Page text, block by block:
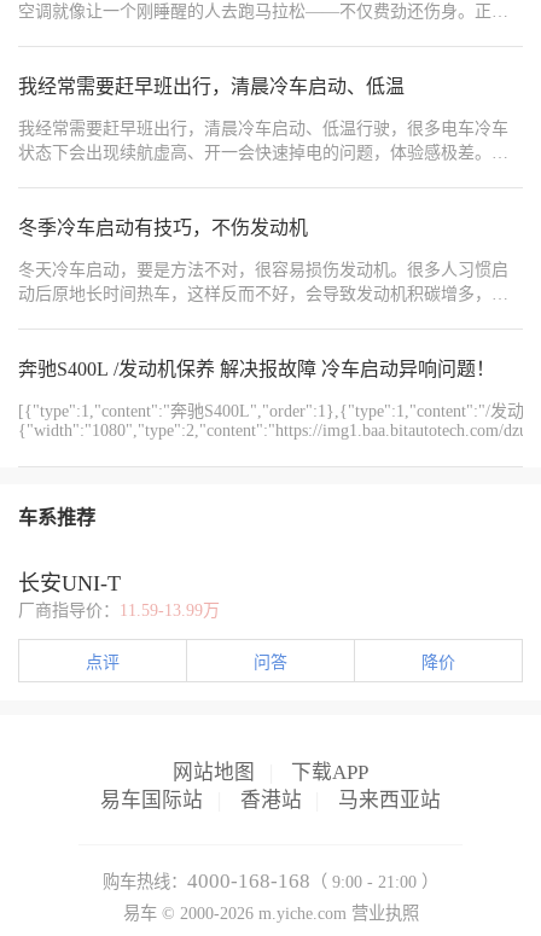
空调就像让一个刚睡醒的人去跑马拉松——不仅费劲还伤身。正确
我经常需要赶早班出行，清晨冷车启动、低温
我经常需要赶早班出行，清晨冷车启动、低温行驶，很多电车冷车
状态下会出现续航虚高、开一会快速掉电的问题，体验感极差。我
低，车辆静置一整晚，很多电车刚启动时续航虚标严重，行驶几公
后会快速适配工况，续航数据实时校准，不会出现虚假里程。我每
天清晨冷车启动，开启暖风、除雾，正常汇入早高峰车流，拥堵路
早高峰通勤下来，续航完全够用，不用频繁补电。对于需要每天清
早起焦虑电量，埃安RT稳定真实的续航表现，真的太贴合日常通勤
需求了。
冬季冷车启动有技巧，不伤发动机
冬天冷车启动，要是方法不对，很容易损伤发动机。很多人习惯启
动后原地长时间热车，这样反而不好，会导致发动机积碳增多，油
高转速，直到水温升高到正常范围，再正常加速。这样既能让发动
的时候，别猛踩油门，不然会加剧发动机磨损。
奔驰S400L /发动机保养 解决报故障 冷车启动异响问题！
[{"type":1,"content":"奔驰S400L","order":1},{"type":1,"content":"/发
{"width":"1080","type":2,"content":"https://img1.baa.bitautotech.com/
{"width":"1080","type":2,"content":"https://img1.baa.bitautotech.com/
车系推荐
长安UNI-T
厂商指导价： 11.59-13.99万
点评 问答 降价
网站地图
下载APP
易车国际站
香港站 马来西亚站
购车热线： 4000-168-168 （ 9:00 - 21:00 ）
易车 © 2000-2026m.yiche.com 营业执照